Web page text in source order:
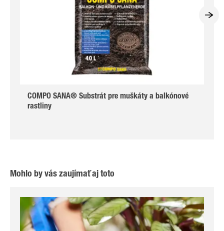
COMPO SANA® Substrát pre muškáty a balkónové
rastliny
Mohlo by vás zaujímať aj toto